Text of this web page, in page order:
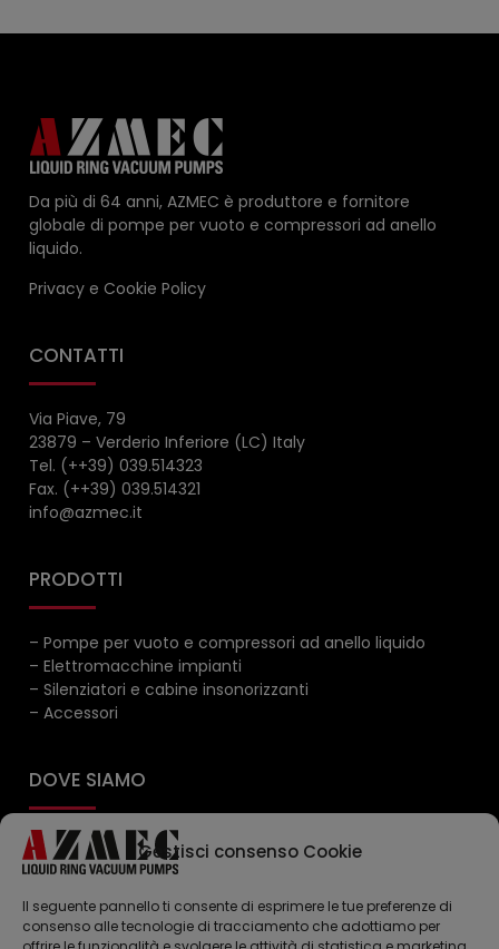
Gestisci consenso Cookie
Il seguente pannello ti consente di esprimere le tue preferenze di
consenso alle tecnologie di tracciamento che adottiamo per
Da più di 64 anni, AZMEC è produttore e fornitore
globale di pompe per vuoto e compressori ad anello
liquido.
Privacy e Cookie Policy
CONTATTI
Via Piave, 79
23879 – Verderio Inferiore (LC) Italy
Tel. (++39) 039.514323
Fax. (++39) 039.514321
info@azmec.it
PRODOTTI
– Pompe per vuoto e compressori ad anello liquido
– Elettromacchine impianti
– Silenziatori e cabine insonorizzanti
– Accessori
DOVE SIAMO